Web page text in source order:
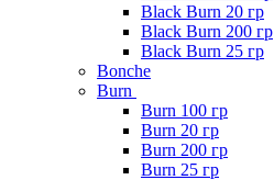
Black Burn 20 гр
Black Burn 200 гр
Black Burn 25 гр
Bonche
Burn
Burn 100 гр
Burn 20 гр
Burn 200 гр
Burn 25 гр